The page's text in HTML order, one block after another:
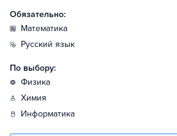
Обязательно:
математика
русский язык
По выбору:
физика
химия
информатика